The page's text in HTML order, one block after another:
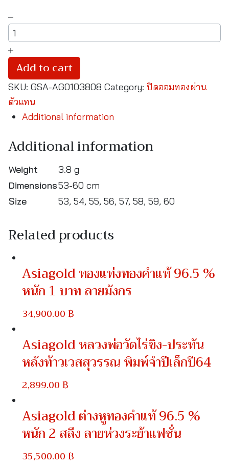
Asiagold
แหวน
ทองคำ
แท้
96.5
%
หนัก
1
ลาย
จิก
เพชร
รอบ
วง
Add to cart
SKU: GSA-AG0103808 Category: ปิดออมทองผ่าน
ตัวแทน
Additional information
Additional information
Weight
3.8 g
Dimensions53-60 cm
Size
53, 54, 55, 56, 57, 58, 59, 60
Related products
Asiagold ทองแท่งทองคำแท้ 96.5 %
หนัก 1 บาท ลายมังกร
34,900.00฿
Asiagold หลวงพ่อวัดไร่ขิง-ประทัน
หลังท้าวเวสสุวรรณ พิมพ์จำปีเล็กปี64
2,899.00฿
Asiagold ต่างหูทองคำแท้ 96.5 %
หนัก 2 สลึง ลายห่วงระย้าแฟชั่น
35,500.00฿